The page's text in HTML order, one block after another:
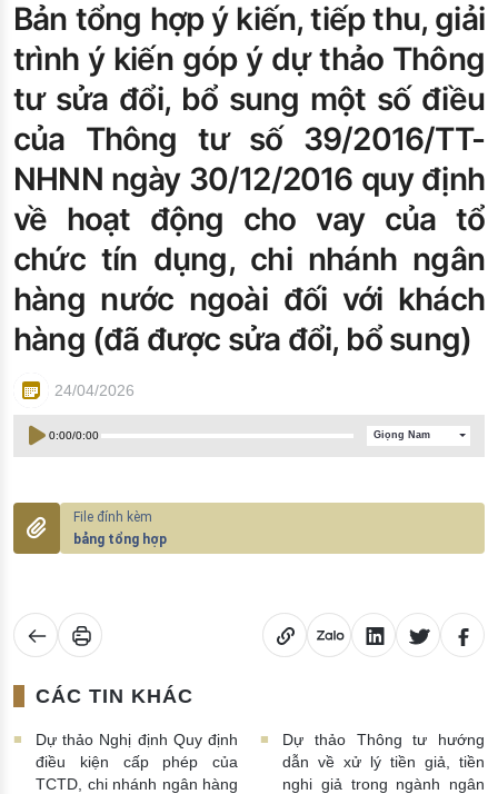
Đào tạo ISO
Bản tổng hợp ý kiến, tiếp thu, giải
trình ý kiến góp ý dự thảo Thông
tư sửa đổi, bổ sung một số điều
của Thông tư số 39/2016/TT-
NHNN ngày 30/12/2016 quy định
về hoạt động cho vay của tổ
chức tín dụng, chi nhánh ngân
hàng nước ngoài đối với khách
hàng (đã được sửa đổi, bổ sung)
24/04/2026
0:00/0:00 Giọng Nam
bảng tổng hợp
CÁC TIN KHÁC
Dự thảo Nghị định Quy định
điều kiện cấp phép của
TCTD, chi nhánh ngân hàng
Dự thảo Thông tư hướng
dẫn về xử lý tiền giả, tiền
nghi giả trong ngành ngân